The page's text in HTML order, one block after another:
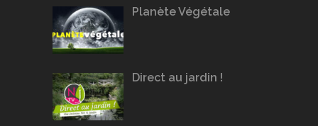
Planète Végétale
Direct au jardin !